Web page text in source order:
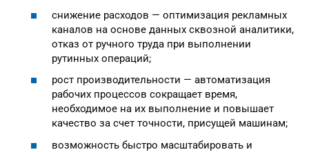
снижение расходов — оптимизация рекламных
каналов на основе данных сквозной аналитики,
отказ от ручного труда при выполнении
рутинных операций;
рост производительности — автоматизация
рабочих процессов сокращает время,
необходимое на их выполнение и повышает
качество за счет точности, присущей машинам;
возможность быстро масштабировать и